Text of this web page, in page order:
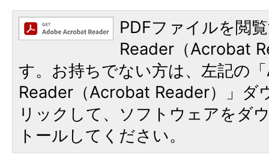
PDFファイルを閲
Reader（Acrobat
す。お持ちでない方は、左記の
Reader（Acrobat Reader）」ダ
リックして、ソフトウェアをダ
トールしてください。